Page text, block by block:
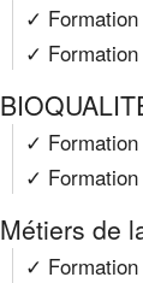
✓
✓
✓
✓
Métiers de
✓